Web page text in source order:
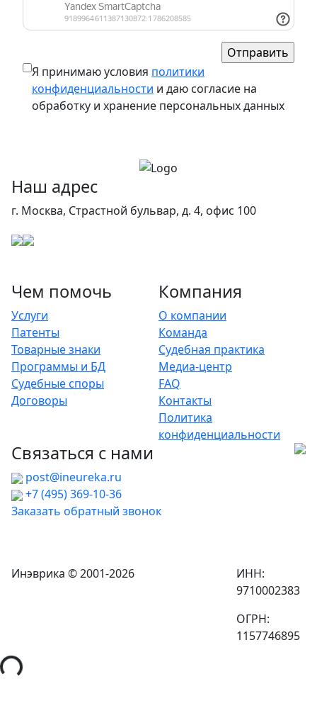
Я принимаю условия политики
конфиденциальности и даю согласие на
обработку и хранение персональных данных
Наш адрес
г. Москва, Страстной бульвар, д. 4, офис 100
Чем помочь
Услуги
Патенты
Товарные знаки
Программы и БД
Судебные споры
Договоры
Компания
О компании
Команда
Судебная практика
Медиа-центр
FAQ
Контакты
Политика
конфиденциальности
Связаться с нами
post@ineureka.ru
+7 (495) 369-10-36
Заказать обратный звонок
Инэврика © 2001-2026
ИНН:
9710002383
ОГРН:
1157746895